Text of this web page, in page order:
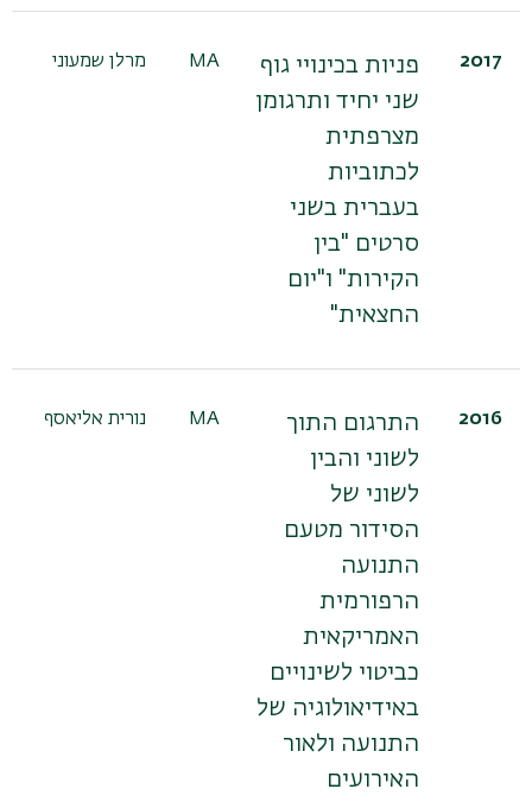
2017
פניות בכינויי גוף
שני יחיד ותרגומן
מצרפתית
לכתוביות
בעברית בשני
סרטים "בין
הקירות" ו"יום
החצאית"
MA מרלן שמעוני
2016
התרגום התוך
לשוני והבין
לשוני של
הסידור מטעם
התנועה
הרפורמית
האמריקאית
כביטוי לשינויים
באידיאולוגיה של
התנועה ולאור
האירועים
MA נורית אליאסף